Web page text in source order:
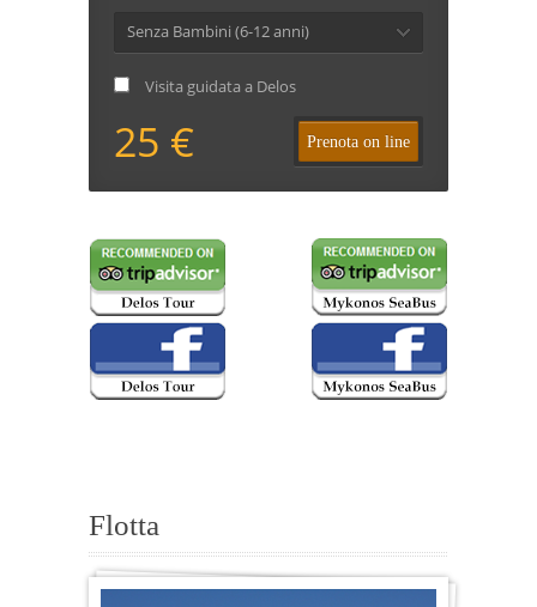
Senza Bambini (6-12 anni)
Visita guidata a Delos
25 € Prenota on line
Flotta